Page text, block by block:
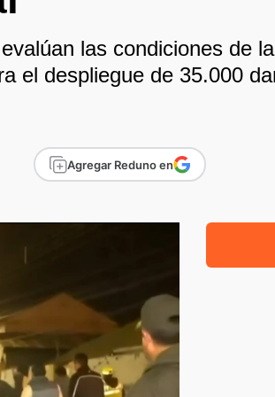
las condiciones de
el despliegue de 35.000
Agregar Reduno en